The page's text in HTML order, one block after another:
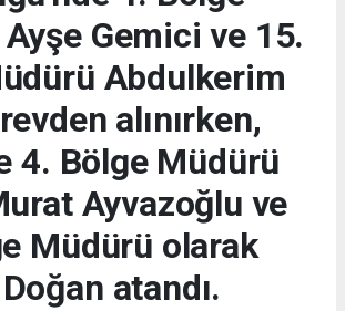
Gemici ve 15.
Abdulkerim
alınırken,
4. Bölge Müdürü
Ayvazoğlu ve
Müdürü olarak
atandı.